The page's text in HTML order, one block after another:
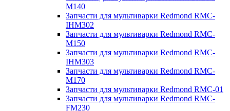
M140
Запчасти для мультиварки Redmond RMC-
IHM302
Запчасти для мультиварки Redmond RMC-
M150
Запчасти для мультиварки Redmond RMC-
IHM303
Запчасти для мультиварки Redmond RMC-
M170
Запчасти для мультиварки Redmond RMC-01
Запчасти для мультиварки Redmond RMC-
FM230